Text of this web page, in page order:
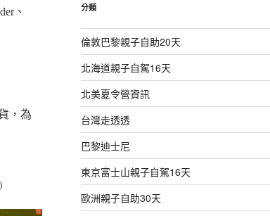
、
，為
字:
分類
倫敦巴黎親子自助20天
北海道親子自駕16天
北美夏令營資訊
台灣走透透
巴黎迪士尼
東京富士山親子自駕16天
歐洲親子自助30天